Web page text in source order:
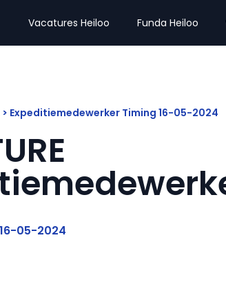
Vacatures Heiloo Funda Heiloo
Expeditiemedewerker Timing 16-05-2024
16-05-2024